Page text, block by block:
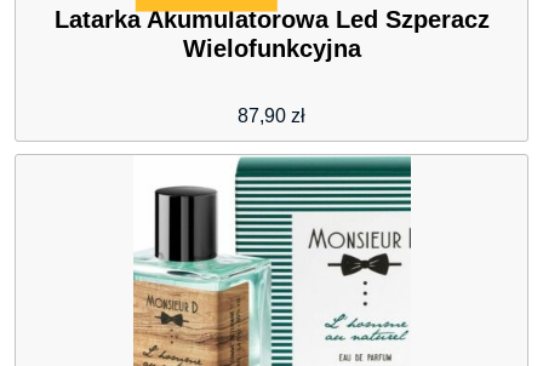
Latarka Akumulatorowa Led Szperacz
Wielofunkcyjna
87,90 zł